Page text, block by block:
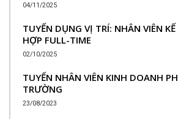
04/11/2025
TUYỂN DỤNG VỊ TRÍ: NHÂN VIÊN
HỢP FULL-TIME
02/10/2025
TUYỂN NHÂN VIÊN KINH DOANH
TRƯỜNG
23/08/2023